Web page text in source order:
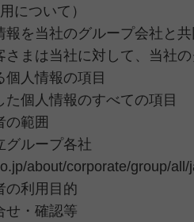
について）
報を当社のグループ会社と
まは当社に対して、当社
個人情報の項目
個人情報のすべての項目
の範囲
グループ各社
about/corporate/group/all/
の利用目的
せ・確認等